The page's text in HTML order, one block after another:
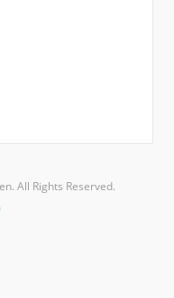
All Rights Reserved.